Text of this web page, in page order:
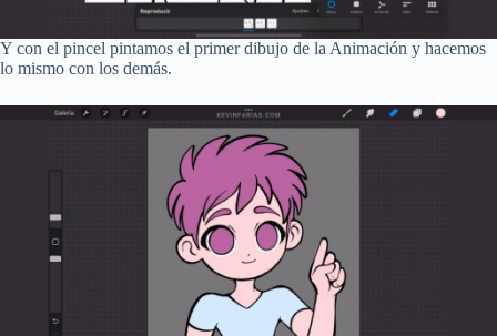
Y con el pincel pintamos el primer dibujo de la Animación y hacemos
lo mismo con los demás.